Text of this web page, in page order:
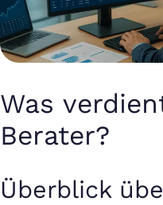
Was
Berater?
Überblick